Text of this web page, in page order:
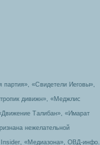
партия», «Свидетели Иеговы»,
дивижн», «Меджлис
Талибан», «Имарат
нежелательной
Insider, «Медиазона», ОВД-инфо.